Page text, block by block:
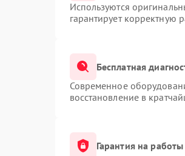
Используются
гарантирует корректную
Бесплатная
Современное
восстановление в
Гарантия на